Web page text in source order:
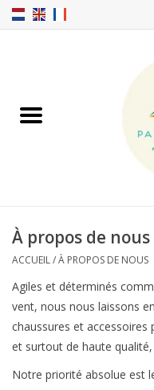
FW26-27
HELLO HOSSY casquettes
SALTIES
JEUNE PREMIER
À propos de nous
ACCUEIL/À PROPOS DE NOUS
Agiles et déterminés
vent, nous nous laissons
chaussures et
et surtout de haute
Notre priorité absolue est